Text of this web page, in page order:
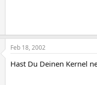
Feb 18, 2002
Hast Du Deinen Kernel